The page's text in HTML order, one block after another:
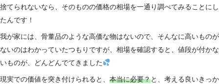
捨てられないなら、そのものの価格の相場を一通り調べてみることにし
たんです！
我が家には、骨董品のような高価な物はないので、そんなに高いものが
ないのはわかっていたつもりですが、相場を確認すると、値段が付かな
いものが、どんどんでてきました
現実での価値を突き付けられると、 本当に必要？と、考える良いきっか